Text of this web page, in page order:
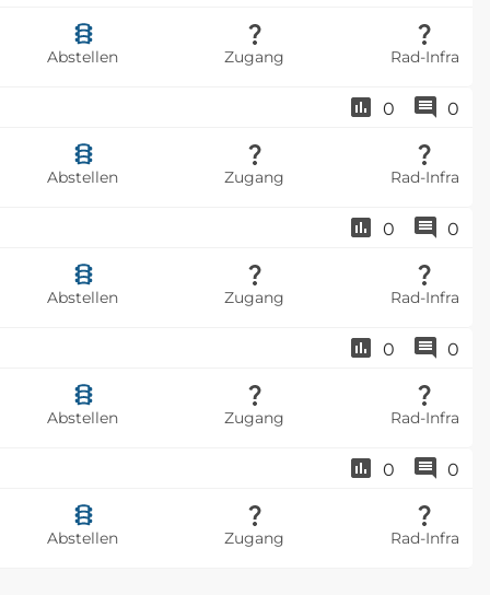
Abstellen
Zugang Rad-Infra
0 0
Abstellen
Zugang Rad-Infra
0 0
Abstellen
Zugang Rad-Infra
0 0
Abstellen
Zugang Rad-Infra
0 0
Abstellen
Zugang Rad-Infra